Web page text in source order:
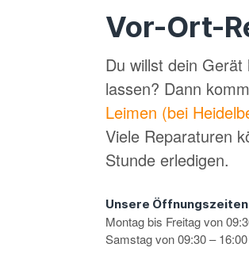
Vor-Ort-
Du willst dein
lassen? Dann
Leimen (bei
Viele Reparaturen
Stunde erledigen.
Unsere Öffnungszeiten
Montag bis Freitag von
Samstag von 09:30 –